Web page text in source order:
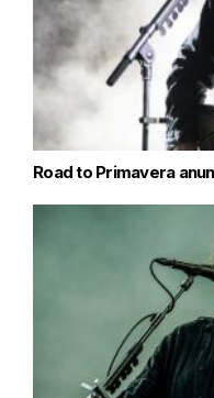
Road to Primavera